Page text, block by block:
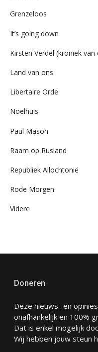
Grenzeloos
It’s going down
Kirsten Verdel (kroniek
Land van ons
Libertaire Orde
Noelhuis
Paul Mason
Raam op Rusland
Republiek Allochtonië
Rode Morgen
Videre
Doneren
Deze nieuws- en
onafhankelijk en 100%
Dat is enkel mogelijk
Wij hebben jouw steun